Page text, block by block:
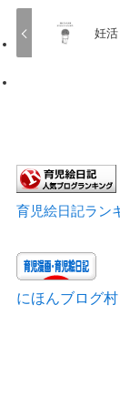
妊
育児絵日記ラン
にほんブログ村